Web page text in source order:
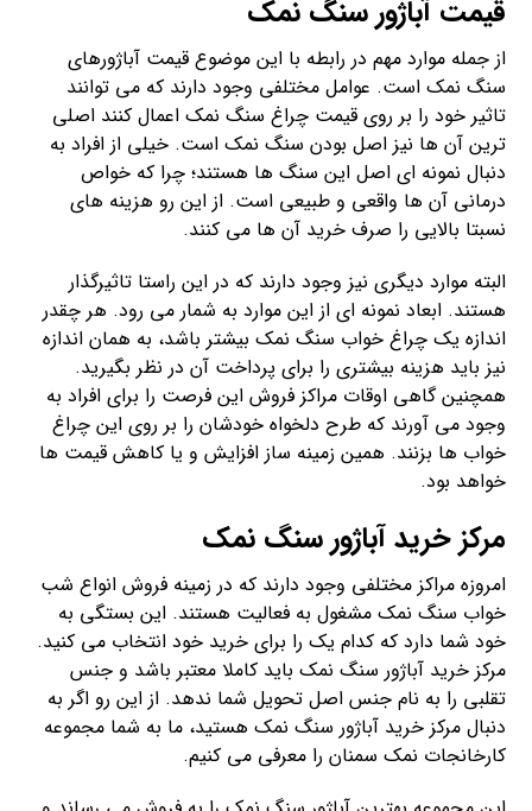
قیمت آباژور سنگ نمک
از جمله موارد مهم در رابطه با این موضوع قیمت آباژورهای
سنگ نمک است. عوامل مختلفی وجود دارند که می توانند
تاثیر خود را بر روی قیمت چراغ سنگ نمک اعمال کنند اصلی
ترین آن ها نیز اصل بودن سنگ نمک است. خیلی از افراد به
دنبال نمونه ای اصل این سنگ ها هستند؛ چرا که خواص
درمانی آن ها واقعی و طبیعی است. از این رو هزینه های
نسبتا بالایی را صرف خرید آن ها می کنند.
البته موارد دیگری نیز وجود دارند که در این راستا تاثیرگذار
هستند. ابعاد نمونه ای از این موارد به شمار می رود. هر چقدر
اندازه یک چراغ خواب سنگ نمک بیشتر باشد، به همان اندازه
نیز باید هزینه بیشتری را برای پرداخت آن در نظر بگیرید.
همچنین گاهی اوقات مراکز فروش این فرصت را برای افراد به
وجود می آورند که طرح دلخواه خودشان را بر روی این چراغ
خواب ها بزنند. همین زمینه ساز افزایش و یا کاهش قیمت ها
خواهد بود.
مرکز خرید آباژور سنگ نمک
امروزه مراکز مختلفی وجود دارند که در زمینه فروش انواع شب
خواب سنگ نمک مشغول به فعالیت هستند. این بستگی به
خود شما دارد که کدام یک را برای خرید خود انتخاب می کنید.
مرکز خرید آباژور سنگ نمک باید کاملا معتبر باشد و جنس
تقلبی را به نام جنس اصل تحویل شما ندهد. از این رو اگر به
دنبال مرکز خرید آباژور سنگ نمک هستید، ما به شما مجموعه
کارخانجات نمک سمنان را معرفی می کنیم.